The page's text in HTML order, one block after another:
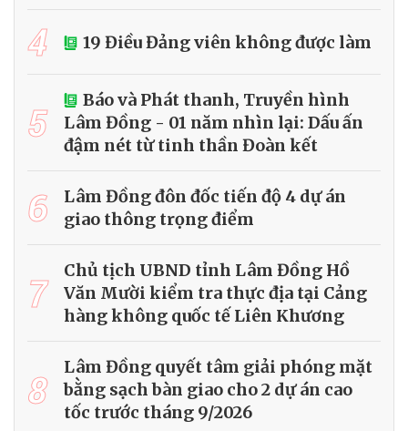
4 19 Điều Đảng viên không được làm
5
Báo và Phát thanh, Truyền hình
Lâm Đồng - 01 năm nhìn lại: Dấu ấn
đậm nét từ tinh thần Đoàn kết
6
Lâm Đồng đôn đốc tiến độ 4 dự án
giao thông trọng điểm
7
Chủ tịch UBND tỉnh Lâm Đồng Hồ
Văn Mười kiểm tra thực địa tại Cảng
hàng không quốc tế Liên Khương
8
Lâm Đồng quyết tâm giải phóng mặt
bằng sạch bàn giao cho 2 dự án cao
tốc trước tháng 9/2026